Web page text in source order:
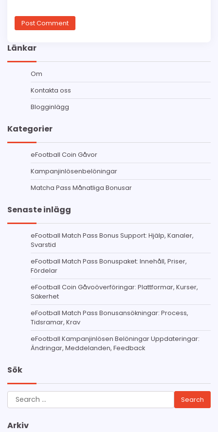
Länkar
Om
Kontakta oss
Blogginlägg
Kategorier
eFootball Coin Gåvor
Kampanjinlösenbelöningar
Matcha Pass Månatliga Bonusar
Senaste inlägg
eFootball Match Pass Bonus Support: Hjälp, Kanaler,
Svarstid
eFootball Match Pass Bonuspaket: Innehåll, Priser,
Fördelar
eFootball Coin Gåvoöverföringar: Plattformar, Kurser,
Säkerhet
eFootball Match Pass Bonusansökningar: Process,
Tidsramar, Krav
eFootball Kampanjinlösen Belöningar Uppdateringar:
Ändringar, Meddelanden, Feedback
Sök
Search
for:
Arkiv